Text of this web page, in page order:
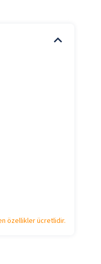
özellikler ücretlidir.